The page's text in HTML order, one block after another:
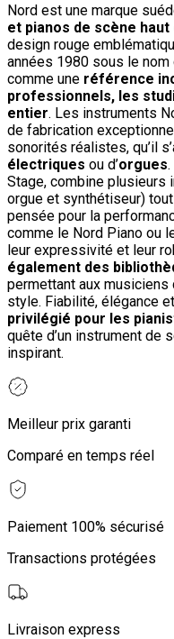
Nord est une marque
et pianos de scène haut
design rouge
années 1980 sous le nom
comme une référence
professionnels, les
entier. Les instruments
de fabrication
sonorités réalistes, qu’il
électriques ou d’orgues
Stage, combine plusieurs
orgue et synthétiseur)
pensée pour la
comme le Nord Piano ou
leur expressivité et leur
également des
permettant aux musiciens
style. Fiabilité, élégance
privilégié pour les
quête d’un instrument de
inspirant.
Meilleur prix garanti
Comparé en temps réel
Paiement 100% sécurisé
Transactions protégées
Livraison express